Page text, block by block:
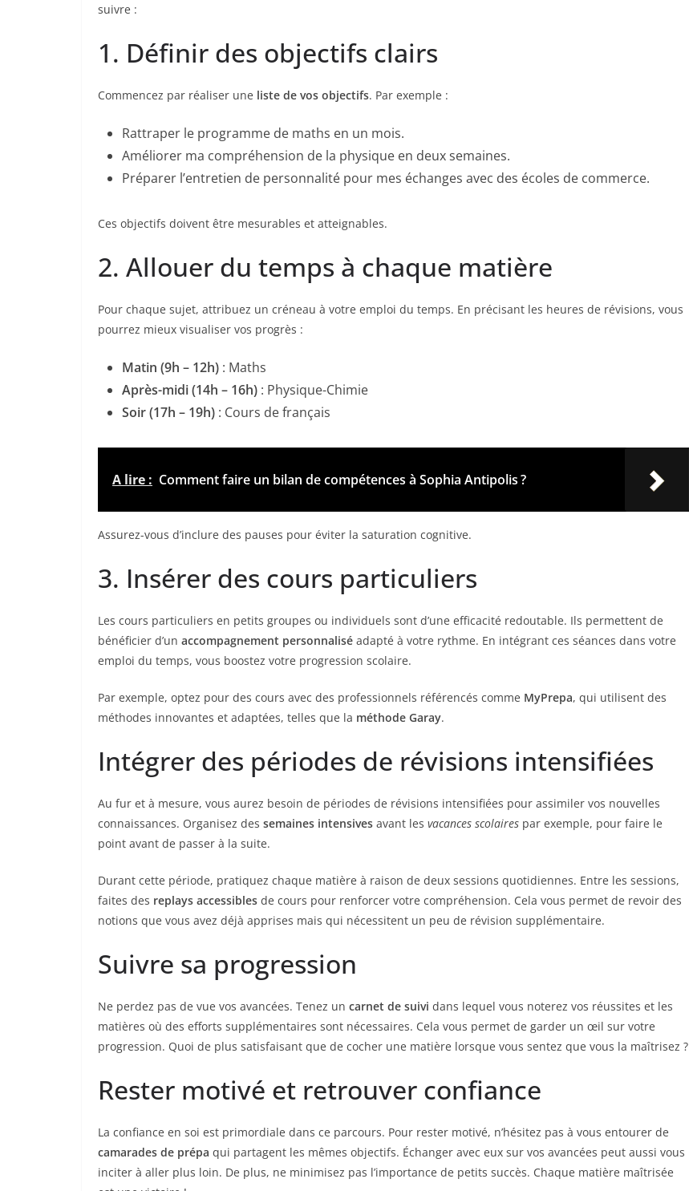
suivre :
1. Définir des objectifs clairs
Commencez par réaliser une liste de vos objectifs. Par exemple :
Rattraper le programme de maths en un mois.
Améliorer ma compréhension de la physique en deux semaines.
Préparer l’entretien de personnalité pour mes échanges avec des écoles de commerce.
Ces objectifs doivent être mesurables et atteignables.
2. Allouer du temps à chaque matière
Pour chaque sujet, attribuez un créneau à votre emploi du temps. En précisant les heures de révisions, vous
pourrez mieux visualiser vos progrès :
Matin (9h – 12h) : Maths
Après-midi (14h – 16h) : Physique-Chimie
Soir (17h – 19h) : Cours de français
A lire : Comment faire un bilan de compétences à Sophia Antipolis ?
Assurez-vous d’inclure des pauses pour éviter la saturation cognitive.
3. Insérer des cours particuliers
Les cours particuliers en petits groupes ou individuels sont d’une efficacité redoutable. Ils permettent de
bénéficier d’un accompagnement personnalisé adapté à votre rythme. En intégrant ces séances dans votre
emploi du temps, vous boostez votre progression scolaire.
Par exemple, optez pour des cours avec des professionnels référencés comme MyPrepa, qui utilisent des
méthodes innovantes et adaptées, telles que la méthode Garay.
Intégrer des périodes de révisions intensifiées
Au fur et à mesure, vous aurez besoin de périodes de révisions intensifiées pour assimiler vos nouvelles
connaissances. Organisez des semaines intensives avant les vacances scolaires par exemple, pour faire le
point avant de passer à la suite.
Durant cette période, pratiquez chaque matière à raison de deux sessions quotidiennes. Entre les sessions,
faites des replays accessibles de cours pour renforcer votre compréhension. Cela vous permet de revoir des
notions que vous avez déjà apprises mais qui nécessitent un peu de révision supplémentaire.
Suivre sa progression
Ne perdez pas de vue vos avancées. Tenez un carnet de suivi dans lequel vous noterez vos réussites et les
matières où des efforts supplémentaires sont nécessaires. Cela vous permet de garder un œil sur votre
progression. Quoi de plus satisfaisant que de cocher une matière lorsque vous sentez que vous la maîtrisez ?
Rester motivé et retrouver confiance
La confiance en soi est primordiale dans ce parcours. Pour rester motivé, n’hésitez pas à vous entourer de
camarades de prépa qui partagent les mêmes objectifs. Échanger avec eux sur vos avancées peut aussi vous
inciter à aller plus loin. De plus, ne minimisez pas l’importance de petits succès. Chaque matière maîtrisée